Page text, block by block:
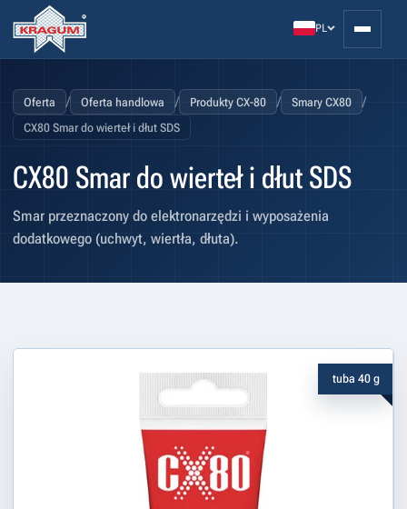
PL
Oferta / Oferta handlowa / Produkty CX-80 / Smary CX80 /
CX80 Smar do wierteł i dłut SDS
CX80 Smar do wierteł i dłut SDS
Smar przeznaczony do elektronarzędzi i wyposażenia
dodatkowego (uchwyt, wiertła, dłuta).
tuba 40 g